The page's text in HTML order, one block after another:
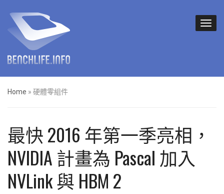
Home » 硬體零組件
最快 2016 年第一季亮相，
NVIDIA 計畫為 Pascal 加入
NVLink 與 HBM 2